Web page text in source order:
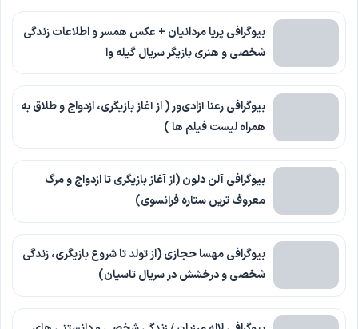
بیوگرافی پریا مردانیان + عکس همسر و اطلاعات زندگی
شخصی و هنری بازیگر سریال گیله وا
بیوگرافی رعنا آزادی‌ور ( از آغاز بازیگری، ازدواج و طلاق به
همراه لیست فیلم ها )
بیوگرافی آلن دلون (از آغاز بازیگری تا ازدواج و مرگ
معروف ترین ستاره فرانسوی)
بیوگرافی مهسا حجازی (از تولد تا شروع بازیگری، زندگی
شخصی و درخشش در سریال تاسیان)